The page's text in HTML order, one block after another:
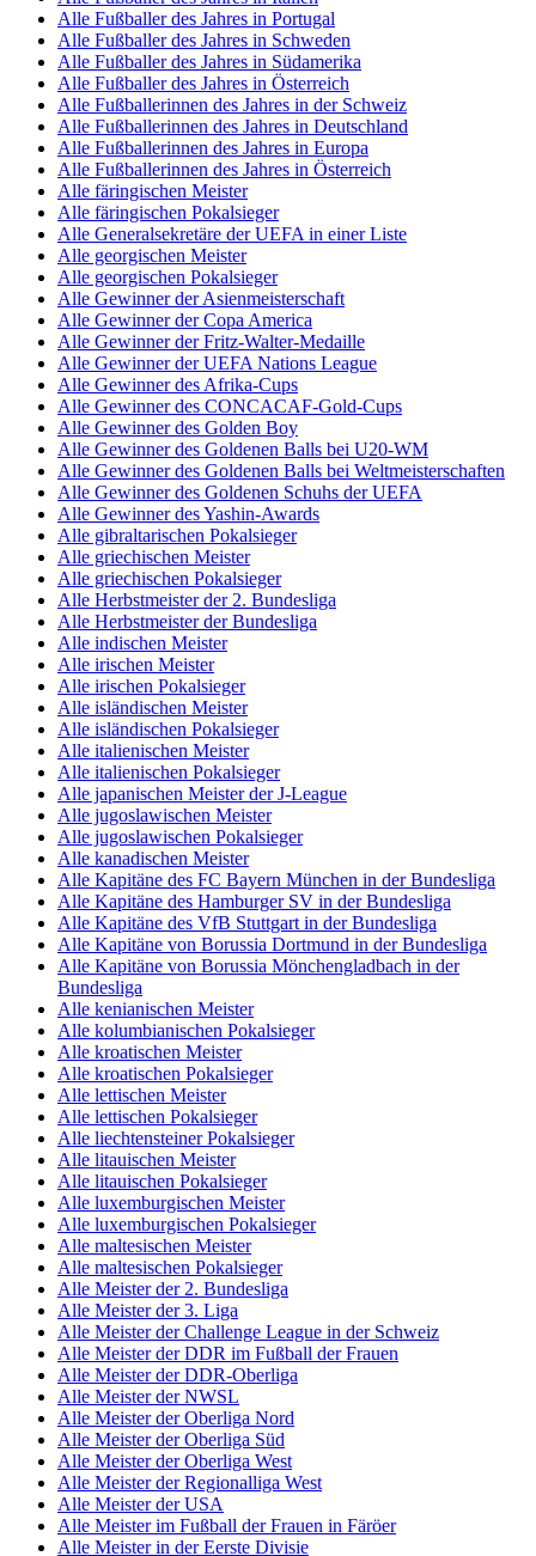
Alle Fußballer des Jahres in Portugal
Alle Fußballer des Jahres in Schweden
Alle Fußballer des Jahres in Südamerika
Alle Fußballer des Jahres in Österreich
Alle Fußballerinnen des Jahres in der Schweiz
Alle Fußballerinnen des Jahres in Deutschland
Alle Fußballerinnen des Jahres in Europa
Alle Fußballerinnen des Jahres in Österreich
Alle färingischen Meister
Alle färingischen Pokalsieger
Alle Generalsekretäre der UEFA in einer Liste
Alle georgischen Meister
Alle georgischen Pokalsieger
Alle Gewinner der Asienmeisterschaft
Alle Gewinner der Copa America
Alle Gewinner der Fritz-Walter-Medaille
Alle Gewinner der UEFA Nations League
Alle Gewinner des Afrika-Cups
Alle Gewinner des CONCACAF-Gold-Cups
Alle Gewinner des Golden Boy
Alle Gewinner des Goldenen Balls bei U20-WM
Alle Gewinner des Goldenen Balls bei Weltmeisterschaften
Alle Gewinner des Goldenen Schuhs der UEFA
Alle Gewinner des Yashin-Awards
Alle gibraltarischen Pokalsieger
Alle griechischen Meister
Alle griechischen Pokalsieger
Alle Herbstmeister der 2. Bundesliga
Alle Herbstmeister der Bundesliga
Alle indischen Meister
Alle irischen Meister
Alle irischen Pokalsieger
Alle isländischen Meister
Alle isländischen Pokalsieger
Alle italienischen Meister
Alle italienischen Pokalsieger
Alle japanischen Meister der J-League
Alle jugoslawischen Meister
Alle jugoslawischen Pokalsieger
Alle kanadischen Meister
Alle Kapitäne des FC Bayern München in der Bundesliga
Alle Kapitäne des Hamburger SV in der Bundesliga
Alle Kapitäne des VfB Stuttgart in der Bundesliga
Alle Kapitäne von Borussia Dortmund in der Bundesliga
Alle Kapitäne von Borussia Mönchengladbach in der
Bundesliga
Alle kenianischen Meister
Alle kolumbianischen Pokalsieger
Alle kroatischen Meister
Alle kroatischen Pokalsieger
Alle lettischen Meister
Alle lettischen Pokalsieger
Alle liechtensteiner Pokalsieger
Alle litauischen Meister
Alle litauischen Pokalsieger
Alle luxemburgischen Meister
Alle luxemburgischen Pokalsieger
Alle maltesischen Meister
Alle maltesischen Pokalsieger
Alle Meister der 2. Bundesliga
Alle Meister der 3. Liga
Alle Meister der Challenge League in der Schweiz
Alle Meister der DDR im Fußball der Frauen
Alle Meister der DDR-Oberliga
Alle Meister der NWSL
Alle Meister der Oberliga Nord
Alle Meister der Oberliga Süd
Alle Meister der Oberliga West
Alle Meister der Regionalliga West
Alle Meister der USA
Alle Meister im Fußball der Frauen in Färöer
Alle Meister in der Eerste Divisie